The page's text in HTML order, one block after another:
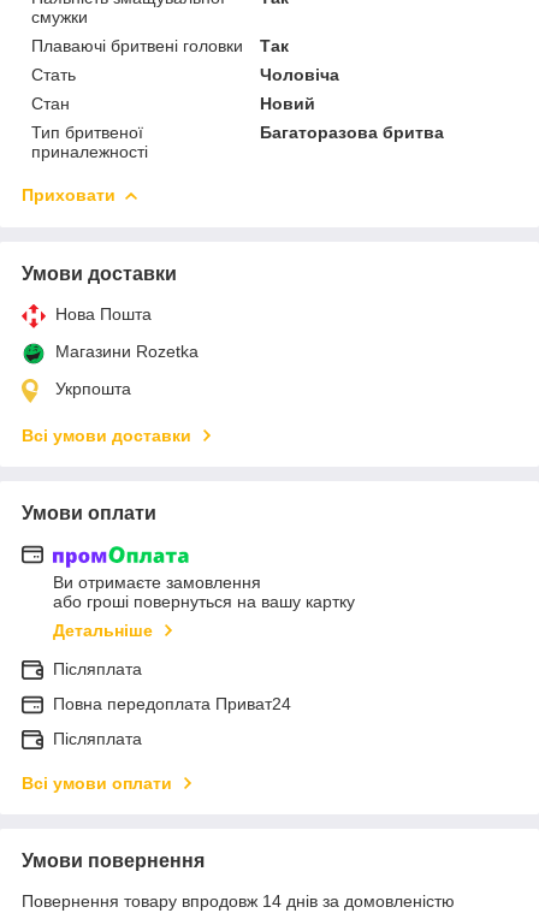
смужки
Плаваючі бритвені головки
Так
Стать
Чоловіча
Стан
Новий
Тип бритвеної
приналежності
Багаторазова бритва
Приховати
Умови доставки
Нова Пошта
Магазини Rozetka
Укрпошта
Всі умови доставки
Умови оплати
Ви отримаєте замовлення
або гроші повернуться на вашу картку
Детальніше
Післяплата
Повна передоплата Приват24
Післяплата
Всі умови оплати
Умови повернення
Повернення товару впродовж 14 днів за домовленістю